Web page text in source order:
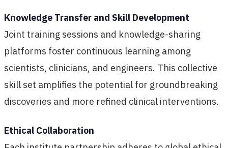
Knowledge Transfer and Skill Development
Joint training sessions and knowledge-sharing
platforms foster continuous learning among
scientists, clinicians, and engineers. This collective
skill set amplifies the potential for groundbreaking
discoveries and more refined clinical interventions.
Ethical Collaboration